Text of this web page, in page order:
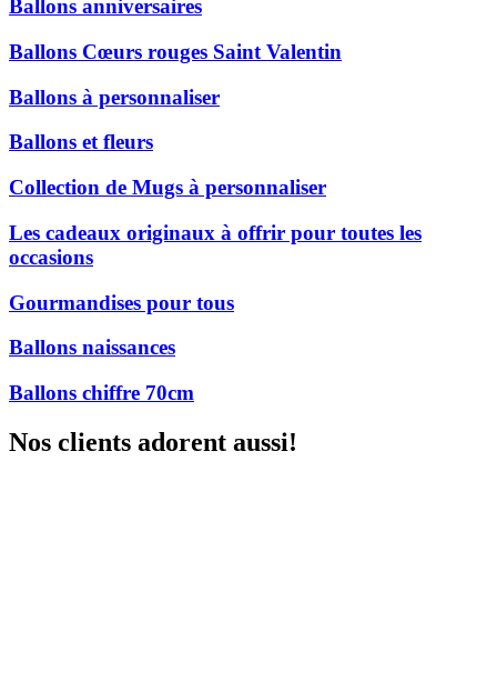
Ballons anniversaires
Ballons Cœurs rouges Saint Valentin
Ballons à personnaliser
Ballons et fleurs
Collection de Mugs à personnaliser
Les cadeaux originaux à offrir pour toutes les
occasions
Gourmandises pour tous
Ballons naissances
Ballons chiffre 70cm
Nos clients adorent aussi!